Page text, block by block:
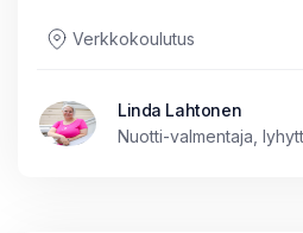
Verkkokoulutus
Linda Lahtonen
Nuotti-valmentaja,